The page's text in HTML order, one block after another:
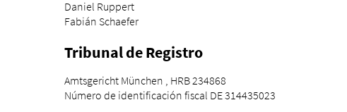
Daniel Ruppert
Fabián Schaefer
Tribunal de Registro
Amtsgericht München , HRB 234868
Número de identificación fiscal DE 314435023